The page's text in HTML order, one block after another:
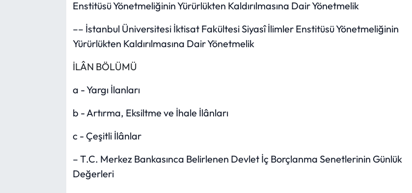
Enstitüsü Yönetmeliğinin Yürürlükten Kaldırılmasına Dair Yönetmelik
–– İstanbul Üniversitesi İktisat Fakültesi Siyasî İlimler Enstitüsü Yönetmeliğinin
Yürürlükten Kaldırılmasına Dair Yönetmelik
İLÂN BÖLÜMÜ
a - Yargı İlanları
b - Artırma, Eksiltme ve İhale İlânları
c - Çeşitli İlânlar
– T.C. Merkez Bankasınca Belirlenen Devlet İç Borçlanma Senetlerinin Günlük
Değerleri